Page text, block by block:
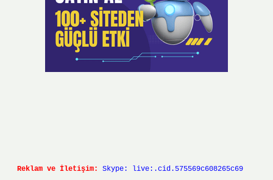
Reklam ve İletişim: Skype: live:.cid.575569c608265c69